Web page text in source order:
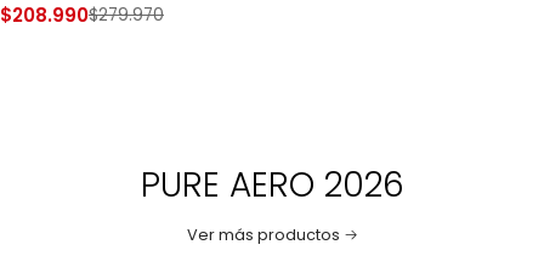
$208.990$279.970
PURE AERO 2026
Ver más productos